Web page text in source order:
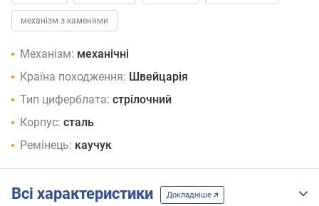
механізм з каменями
Механізм: механічні
Країна походження: Швейцарія
Тип циферблата: стрілочний
Корпус: сталь
Ремінець: каучук
Всі характеристики Докладніше